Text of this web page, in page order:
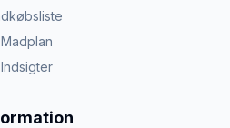
Madplan
Indsigter